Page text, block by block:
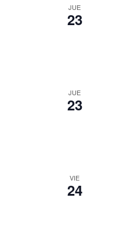
JUE
23
JUE
23
VIE
24